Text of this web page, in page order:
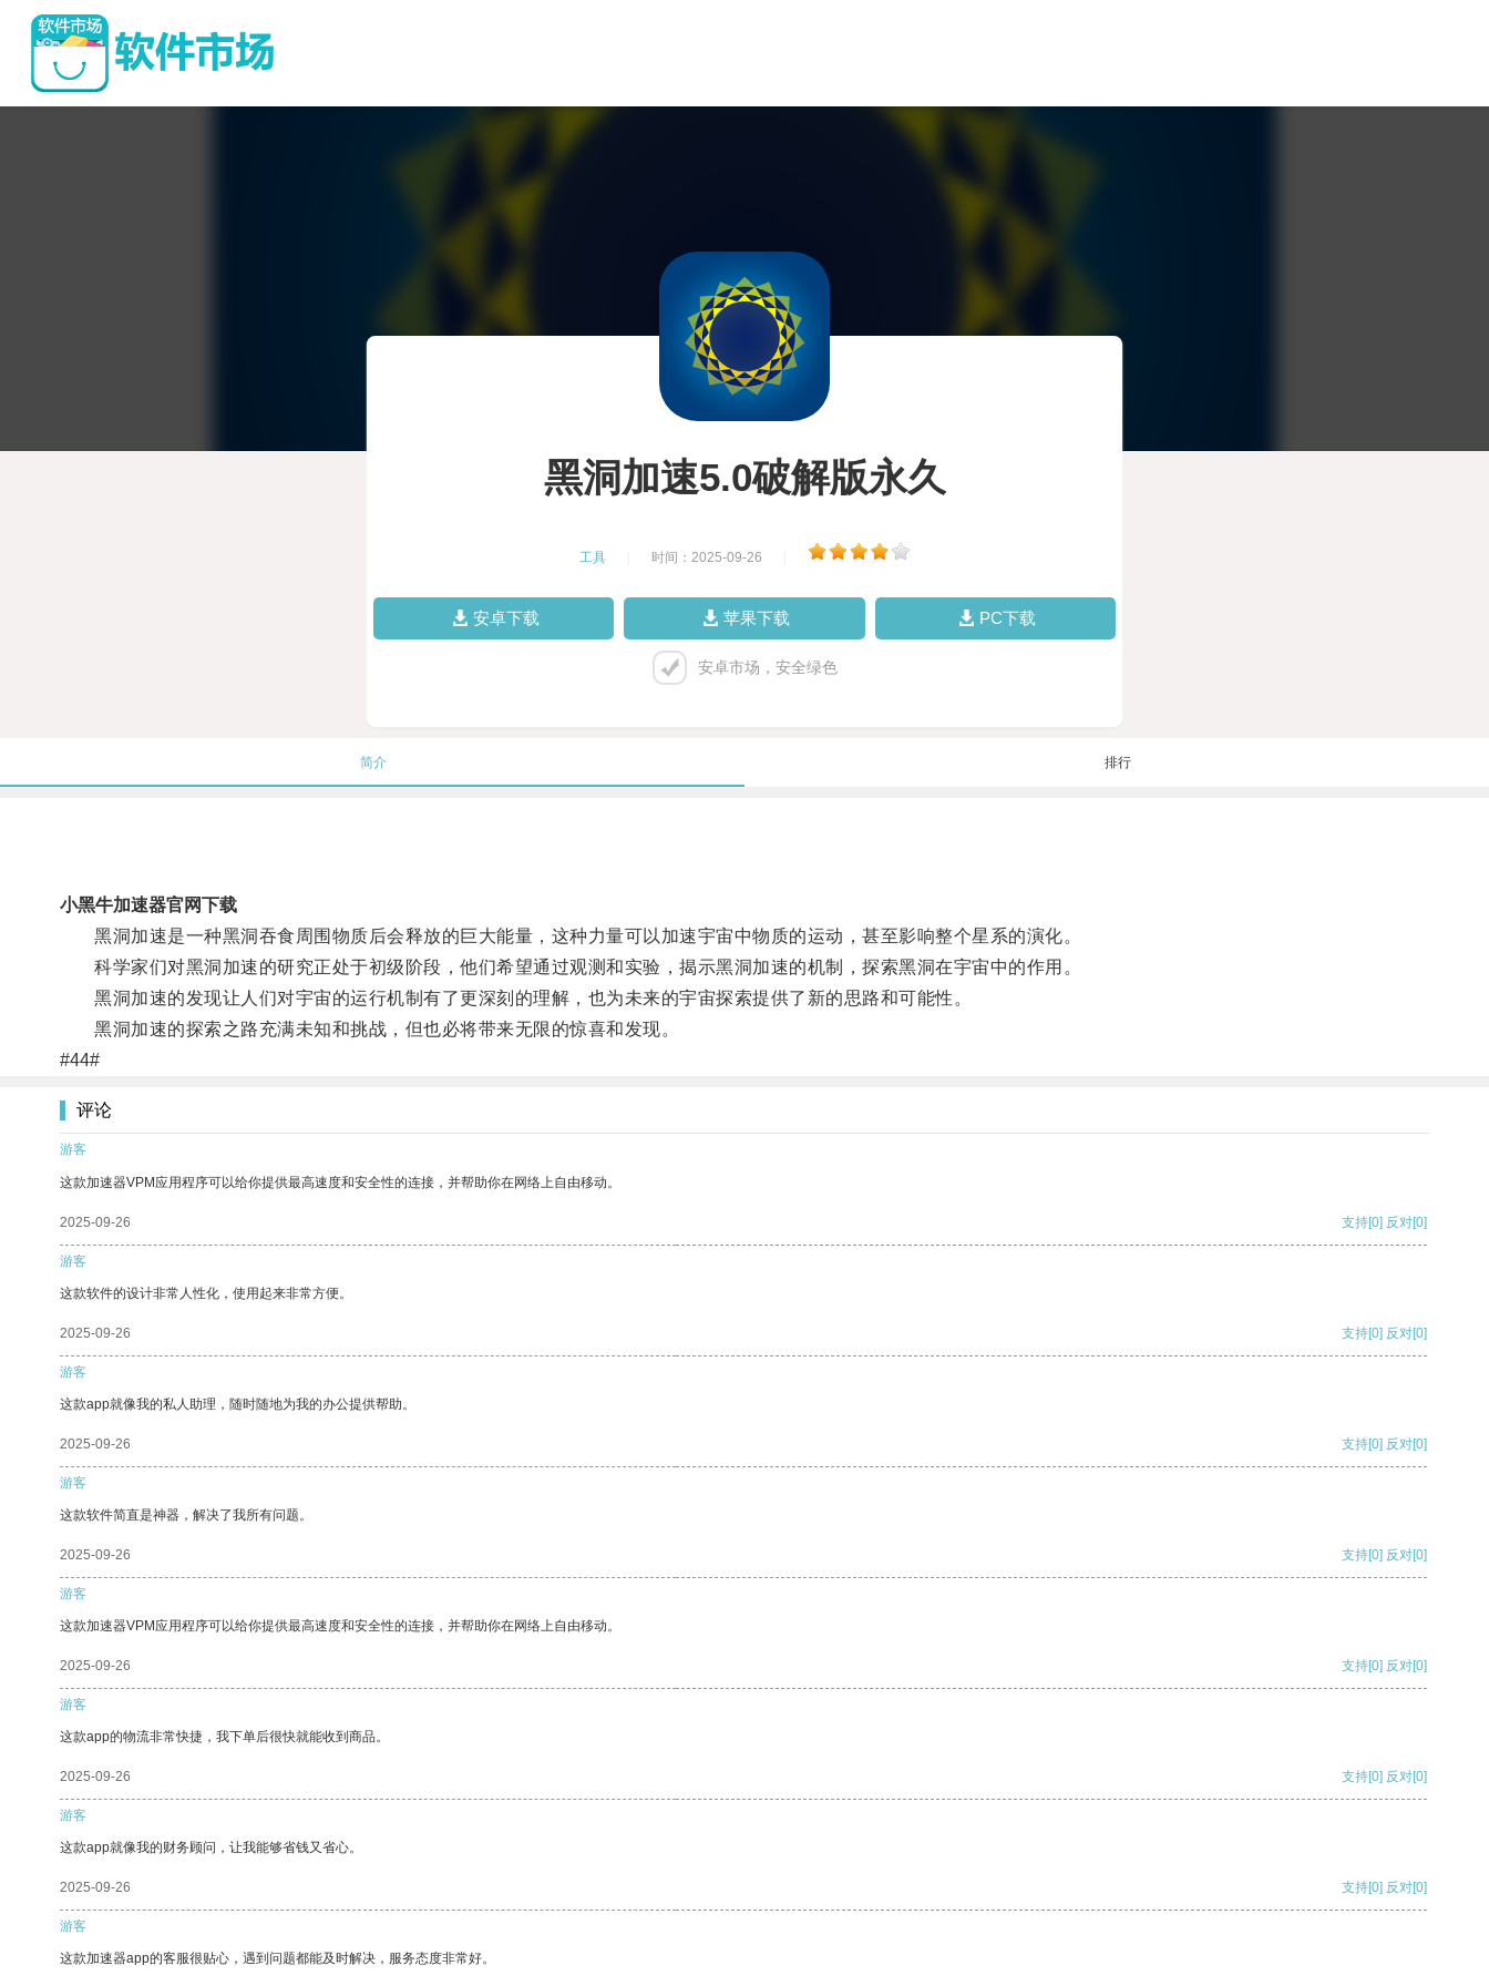
黑洞加速5.0破解版永久
工具 时间：2025-09-26
安卓下载 苹果下载 PC下载
安卓市场，安全绿色
简介 排行
小黑牛加速器官网下载
黑洞加速是一种黑洞吞食周围物质后会释放的巨大能量，这种力量可以加速宇宙中物质的运动，甚至影响整个星系的演化。
科学家们对黑洞加速的研究正处于初级阶段，他们希望通过观测和实验，揭示黑洞加速的机制，探索黑洞在宇宙中的作用。
黑洞加速的发现让人们对宇宙的运行机制有了更深刻的理解，也为未来的宇宙探索提供了新的思路和可能性。
黑洞加速的探索之路充满未知和挑战，但也必将带来无限的惊喜和发现。
#44#
评论
游客
这款加速器VPM应用程序可以给你提供最高速度和安全性的连接，并帮助你在网络上自由移动。
2025-09-26 支持[0] 反对[0]
游客
这款软件的设计非常人性化，使用起来非常方便。
2025-09-26 支持[0] 反对[0]
游客
这款app就像我的私人助理，随时随地为我的办公提供帮助。
2025-09-26 支持[0] 反对[0]
游客
这款软件简直是神器，解决了我所有问题。
2025-09-26 支持[0] 反对[0]
游客
这款加速器VPM应用程序可以给你提供最高速度和安全性的连接，并帮助你在网络上自由移动。
2025-09-26 支持[0] 反对[0]
游客
这款app的物流非常快捷，我下单后很快就能收到商品。
2025-09-26 支持[0] 反对[0]
游客
这款app就像我的财务顾问，让我能够省钱又省心。
2025-09-26 支持[0] 反对[0]
游客
这款加速器app的客服很贴心，遇到问题都能及时解决，服务态度非常好。